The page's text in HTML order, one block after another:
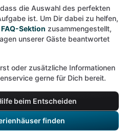
die Auswahl des perfekten
ist. Um Dir dabei zu helfen,
FAQ-Sektion zusammengestellt,
unserer Gäste beantwortet
oder zusätzliche Informationen
gerne für Dich bereit.
beim Entscheiden
finden